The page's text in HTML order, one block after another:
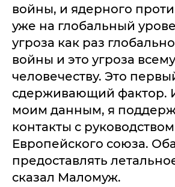
войны, и ядерного
уже на глобальный
угроза как раз
войны и это угроза всему
человечеству. Это
сдерживающий фактор.
моим данным, я
контакты с
Европейского союза.
предоставлять
сказал Маломуж.